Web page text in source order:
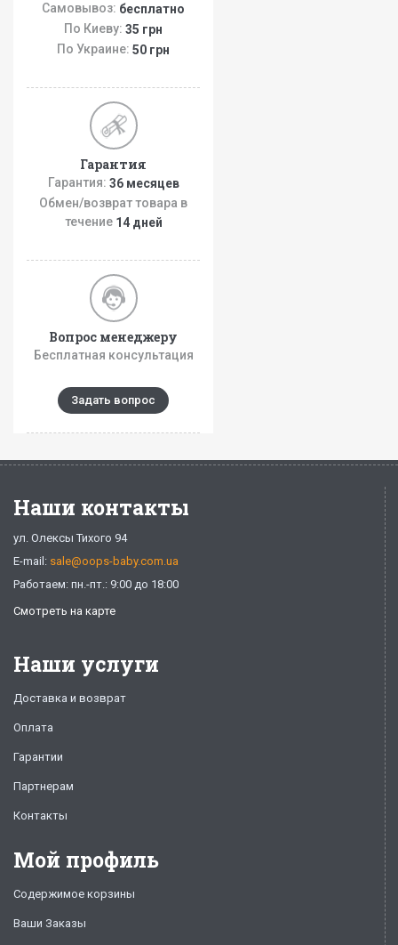
Самовывоз: бесплатно
По Киеву: 35 грн
По Украине: 50 грн
Гарантия
Гарантия: 36 месяцев
Обмен/возврат товара в
течение 14 дней
Вопрос менеджеру
Бесплатная консультация
Задать вопрос
Наши контакты
ул. Олексы Тихого 94
E-mail: sale@oops-baby.com.ua
Работаем: пн.-пт.: 9:00 до 18:00
Смотреть на карте
Наши услуги
Доставка и возврат
Оплата
Гарантии
Партнерам
Контакты
Мой профиль
Содержимое корзины
Ваши Заказы